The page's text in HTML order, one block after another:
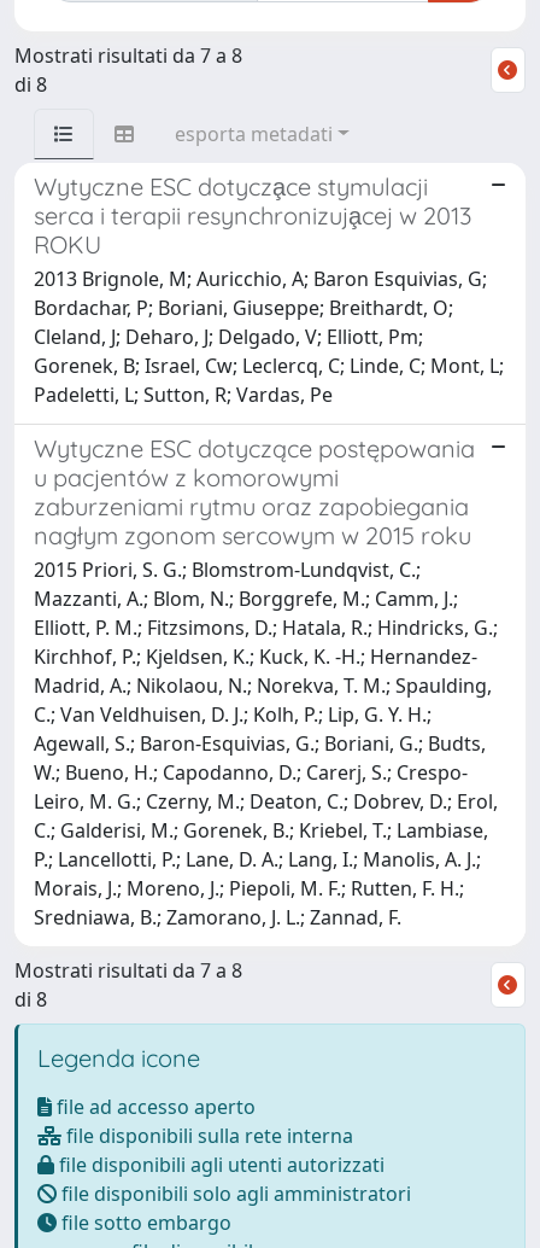
Mostrati risultati da 7 a 8
di 8
esporta metadati
Wytyczne ESC dotycza̧ce stymulacji
serca i terapii resynchronizuja̧cej w 2013
ROKU
2013 Brignole, M; Auricchio, A; Baron Esquivias, G;
Bordachar, P; Boriani, Giuseppe; Breithardt, O;
Cleland, J; Deharo, J; Delgado, V; Elliott, Pm;
Gorenek, B; Israel, Cw; Leclercq, C; Linde, C; Mont, L;
Padeletti, L; Sutton, R; Vardas, Pe
Wytyczne ESC dotyczące postępowania
u pacjentów z komorowymi
zaburzeniami rytmu oraz zapobiegania
nagłym zgonom sercowym w 2015 roku
2015 Priori, S. G.; Blomstrom-Lundqvist, C.;
Mazzanti, A.; Blom, N.; Borggrefe, M.; Camm, J.;
Elliott, P. M.; Fitzsimons, D.; Hatala, R.; Hindricks, G.;
Kirchhof, P.; Kjeldsen, K.; Kuck, K. -H.; Hernandez-
Madrid, A.; Nikolaou, N.; Norekva, T. M.; Spaulding,
C.; Van Veldhuisen, D. J.; Kolh, P.; Lip, G. Y. H.;
Agewall, S.; Baron-Esquivias, G.; Boriani, G.; Budts,
W.; Bueno, H.; Capodanno, D.; Carerj, S.; Crespo-
Leiro, M. G.; Czerny, M.; Deaton, C.; Dobrev, D.; Erol,
C.; Galderisi, M.; Gorenek, B.; Kriebel, T.; Lambiase,
P.; Lancellotti, P.; Lane, D. A.; Lang, I.; Manolis, A. J.;
Morais, J.; Moreno, J.; Piepoli, M. F.; Rutten, F. H.;
Sredniawa, B.; Zamorano, J. L.; Zannad, F.
Mostrati risultati da 7 a 8
di 8
Legenda icone
file ad accesso aperto
file disponibili sulla rete interna
file disponibili agli utenti autorizzati
file disponibili solo agli amministratori
file sotto embargo